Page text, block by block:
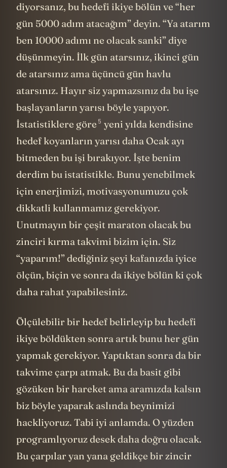
diyorsanız, bu hedefi ikiye bölün ve “her
gün 5000 adım atacağım” deyin. “Ya atarım
ben 10000 adımı ne olacak sanki” diye
düşünmeyin. İlk gün atarsınız, ikinci gün
de atarsınız ama üçüncü gün havlu
atarsınız. Hayır siz yapmazsınız da bu işe
başlayanların yarısı böyle yapıyor.
İstatistiklere göre 5 yeni yılda kendisine
hedef koyanların yarısı daha Ocak ayı
bitmeden bu işi bırakıyor. İşte benim
derdim bu istatistikle. Bunu yenebilmek
için enerjimizi, motivasyonumuzu çok
dikkatli kullanmamız gerekiyor.
Unutmayın bir çeşit maraton olacak bu
zinciri kırma takvimi bizim için. Siz
“yaparım!” dediğiniz şeyi kafanızda iyice
ölçün, biçin ve sonra da ikiye bölün ki çok
daha rahat yapabilesiniz.
Ölçülebilir bir hedef belirleyip bu hedefi
ikiye böldükten sonra artık bunu her gün
yapmak gerekiyor. Yaptıktan sonra da bir
takvime çarpı atmak. Bu da basit gibi
gözüken bir hareket ama aramızda kalsın
biz böyle yaparak aslında beynimizi
hackliyoruz. Tabi iyi anlamda. O yüzden
programlıyoruz desek daha doğru olacak.
Bu çarpılar yan yana geldikçe bir zincir